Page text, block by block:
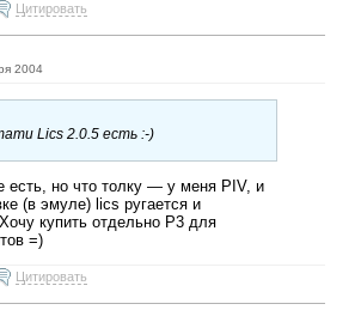
Цитировать
2004
Lics 2.0.5 есть :-)
есть, но что толку — у меня PIV, и
(в эмуле) lics ругается и
купить отдельно P3 для
=)
Цитировать